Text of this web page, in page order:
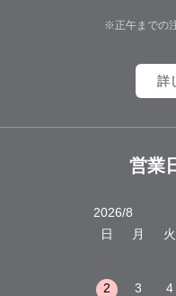
※正午までの
詳
営業
2026/8
日
月 火
2
3 4